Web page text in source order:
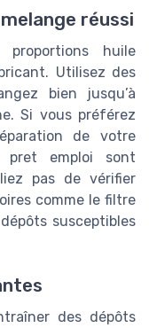
réussi
proportions huile
Utilisez des
bien jusqu’à
Si vous préférez
de votre
pret emploi sont
pas de vérifier
comme le filtre
susceptibles
des dépôts